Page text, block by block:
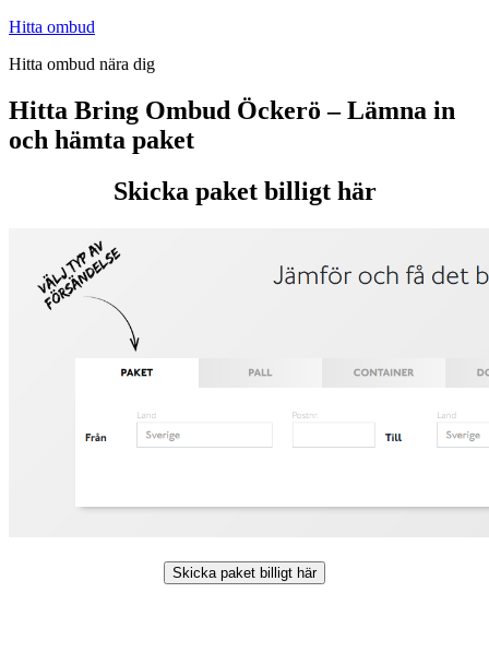
Hoppa
innehåll
Hitta ombud
Hitta ombud nära dig
Hitta Bring Ombud Öckerö – Lämna in
och hämta paket
Skicka paket billigt här
Skicka paket billigt här